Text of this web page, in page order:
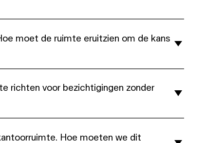
moet de ruimte eruitzien om de kans
richten voor bezichtigingen zonder
Hoe moeten we dit